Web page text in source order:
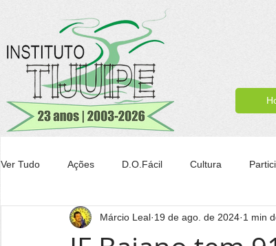
Ver Tudo Ações D.O.Fácil Cultura
Agricultura Transparência Tijuípe Formação
Márcio Leal 19 de ago. de 2024 1 min